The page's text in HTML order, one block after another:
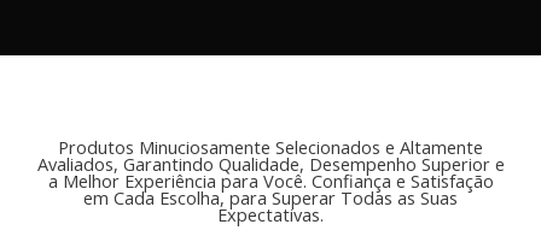
Produtos Minuciosamente Selecionados e Altamente
Avaliados, Garantindo Qualidade, Desempenho Superior e
a Melhor Experiência para Você. Confiança e Satisfação
em Cada Escolha, para Superar Todas as Suas
Expectativas.